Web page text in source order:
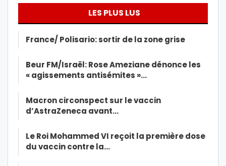
LES PLUS LUS
France/ Polisario: sortir de la zone grise
Beur FM/Israël: Rose Ameziane dénonce les
« agissements antisémites »…
Macron circonspect sur le vaccin
d’AstraZeneca avant…
Le Roi Mohammed VI reçoit la première dose
du vaccin contre la…